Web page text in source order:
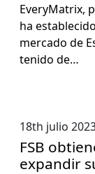
Every­Ma­trix,
ha
mer­ca­do de
tenido de…
18th julio
FSB
expandir